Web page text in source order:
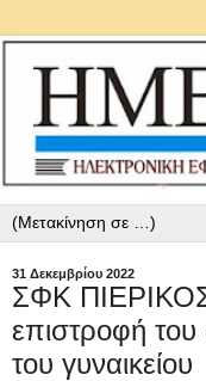
31 Δεκεμβρίου 2022
ΣΦΚ
επιστροφή
του γυναικείου